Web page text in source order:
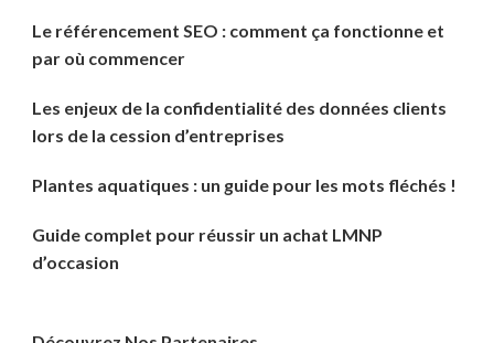
Le référencement SEO : comment ça fonctionne et
par où commencer
Les enjeux de la confidentialité des données clients
lors de la cession d’entreprises
Plantes aquatiques : un guide pour les mots fléchés !
Guide complet pour réussir un achat LMNP
d’occasion